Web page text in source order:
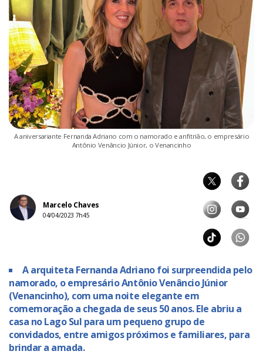
A aniversariante Fernanda Adriano com o namorado e anfitrião, o empresário
Antônio Venâncio Júnior, o Venancinho
Marcelo Chaves
04/04/2023 7h45
A arquiteta Fernanda Adriano foi surpreendida pelo
namorado, o empresário Antônio Venâncio Júnior
(Venancinho), com uma noite elegante em
comemoração a chegada de seus 50 anos. Ele abriu a
casa no Lago Sul para um pequeno grupo de
convidados, entre amigos próximos e familiares, para
brindar a amada.